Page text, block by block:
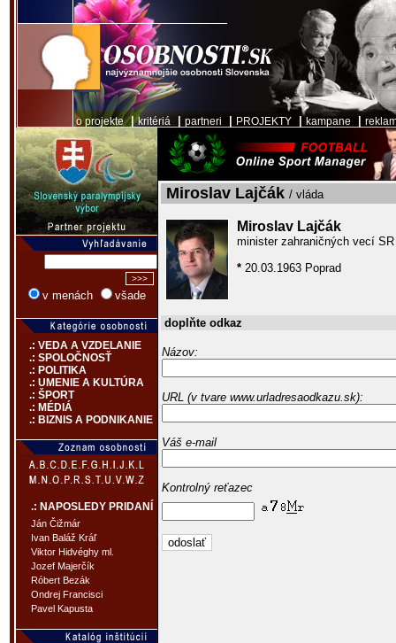
o projekte|kritériá partneri PROJEKTY kampane
v menách všade
.: VEDA A VZDELANIE
.: SPOLOČNOSŤ
.: POLITIKA
.: UMENIE A KULTÚRA
.: ŠPORT
.: MÉDIÁ
.: BIZNIS A PODNIKANIE
.: NAPOSLEDY PRIDANÍ
Ján Čižmár
Ivan Baláž Kráľ
Viktor Hidvéghy ml.
Jozef Majerčík
Róbert Bezák
Ondrej Francisci
Pavel Kapusta
Miroslav Lajčák / vláda
Miroslav Lajčák
minister zahraničných vecí SR
* 20.03.1963 Poprad
doplňte odkaz
Názov:
URL (v tvare www.urladresaodkazu.sk):
Váš e-mail
Kontrolný reťazec